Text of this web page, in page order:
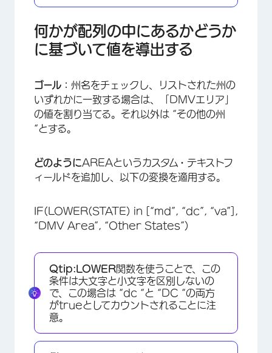
何かが配列の中にあるかどうか
に基づいて値を導出する
ゴール： 州名をチェックし、リストされた州の
いずれかに一致する場合は、「DMVエリア」
の値を割り当てる。それ以外は “その他の州
“とする。
どのようにAREAというカスタム・テキストフ
ィールドを追加し、以下の変換を適用する。
IF(LOWER(STATE) in [“md”, “dc”, “va”],
“DMV Area”, “Other States”)
Qtip: LOWER関数を使うことで、この
条件は大文字と小文字を区別しないの
で、この場合は “dc “と “DC “の両方
がtrueとしてカウントされることに注
意。